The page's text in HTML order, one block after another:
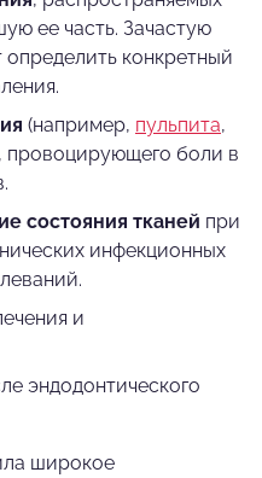
ее часть. Зачастую
конкретный
(например, пульпита,
провоцирующего боли в
состояния тканей при
инфекционных
и
эндодонтического
широкое